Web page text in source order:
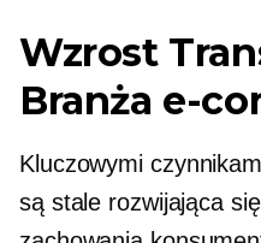
Wzrost
Branża e-
Kluczowymi
są stale rozwijająca